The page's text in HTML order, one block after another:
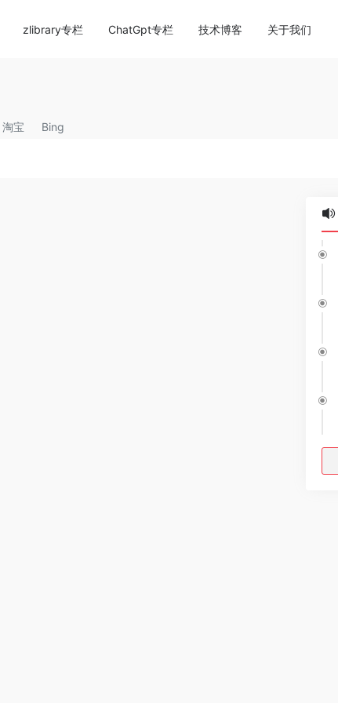
inc/wp-optimization.phpon line113
zlibrary专栏 ChatGpt专栏 技术博客 关于我们
淘宝 Bing